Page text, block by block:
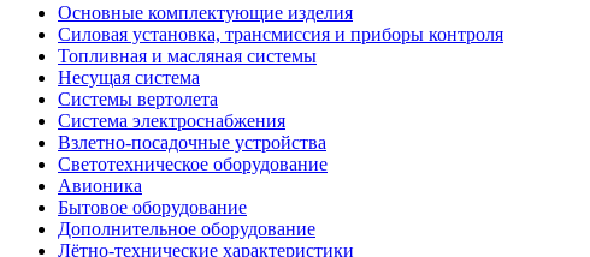
Основные комплектующие изделия
Силовая установка, трансмиссия и приборы контроля
Топливная и масляная системы
Несущая система
Системы вертолета
Система электроснабжения
Взлетно-посадочные устройства
Светотехническое оборудование
Авионика
Бытовое оборудование
Дополнительное оборудование
Лётно-технические характеристики